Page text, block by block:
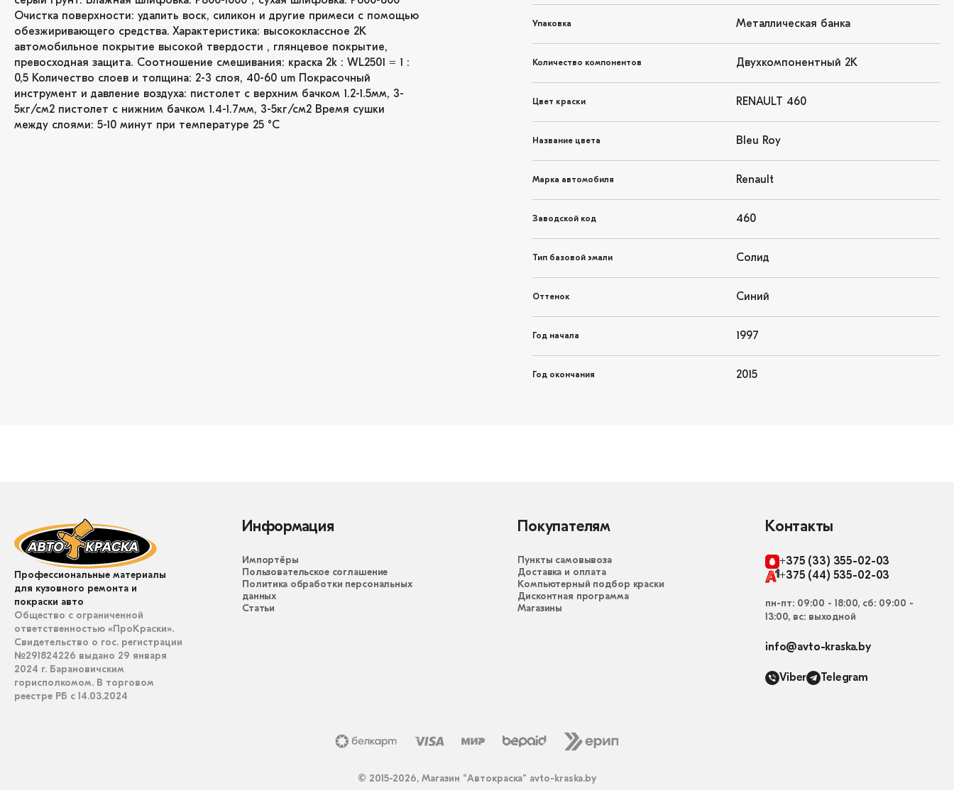
Очистка поверхности: удалить воск, силикон и другие примеси с помощью
обезжиривающего средства. Характеристика: высококлассное 2K
автомобильное покрытие высокой твердости , глянцевое покрытие,
превосходная защита. Соотношение смешивания: краска 2k : WL2501 = 1 :
0,5 Количество слоев и толщина: 2-3 слоя, 40-60 um Покрасочный
инструмент и давление воздуха: пистолет с верхним бачком 1.2-1.5мм, 3-
5кг/см2 пистолет с нижним бачком 1.4-1.7мм, 3-5кг/см2 Время сушки
между слоями: 5-10 минут при температуре 25 °C
Упаковка Металлическая банка
Количество компонентов Двухкомпонентный 2K
Цвет краски RENAULT 460
Название цвета Bleu Roy
Марка автомобиля Renault
Заводской код 460
Тип базовой эмали Солид
Оттенок Синий
Год начала 1997
Год окончания 2015
Профессиональные материалы
для кузовного ремонта и
покраски авто
Общество с ограниченной
ответственностью «ПроКраски».
Свидетельство о гос. регистрации
№291824226 выдано 29 января
2024 г. Барановичским
горисполкомом. В торговом
реестре РБ с 14.03.2024
Информация
Импортёры
Пользовательское соглашение
Политика обработки персональных
данных
Статьи
Покупателям
Пункты самовывоза
Доставка и оплата
Компьютерный подбор краски
Дисконтная программа
Магазины
Контакты
+375 (33) 355-02-03
+375 (44) 535-02-03
пн-пт: 09:00 - 18:00, сб: 09:00 -
13:00, вс: выходной
info@avto-kraska.by
Viber Telegram
© 2015-2026, Магазин “Автокраска” avto-kraska.by